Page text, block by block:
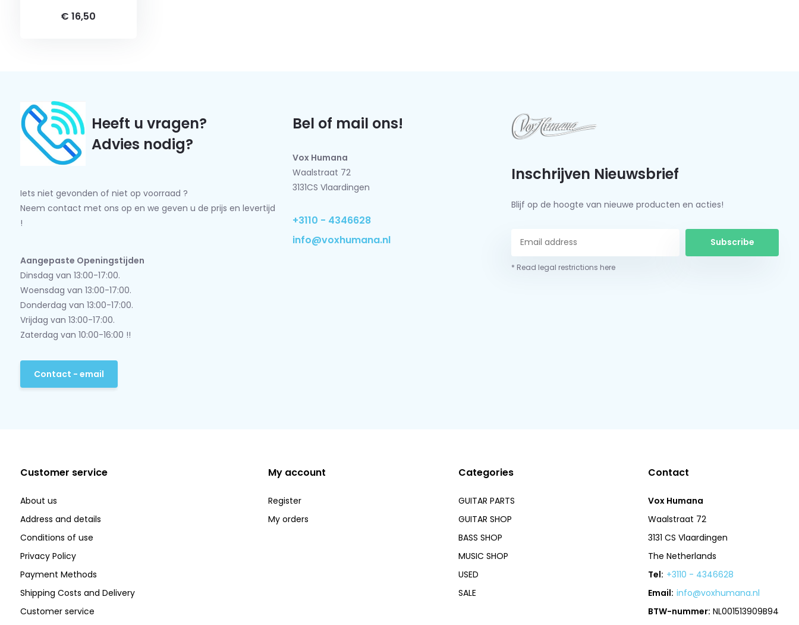
€ 16,50
Heeft u vragen?
Advies nodig?
Iets niet gevonden of niet op voorraad ?
Neem contact met ons op en we geven u de prijs en levertijd
!
Aangepaste Openingstijden
Dinsdag van 13:00-17:00.
Woensdag van 13:00-17:00.
Donderdag van 13:00-17:00.
Vrijdag van 13:00-17:00.
Zaterdag van 10:00-16:00 !!
Contact - email
Bel of mail ons!
Vox Humana
Waalstraat 72
3131CS Vlaardingen
+3110 - 4346628
info@voxhumana.nl
Inschrijven Nieuwsbrief
Blijf op de hoogte van nieuwe producten en acties!
Subscribe
* Read legal restrictions here
Customer service
About us
Address and details
Conditions of use
Privacy Policy
Payment Methods
Shipping Costs and Delivery
Customer service
My account
Register
My orders
Categories
GUITAR PARTS
GUITAR SHOP
BASS SHOP
MUSIC SHOP
USED
SALE
Contact
Vox Humana
Waalstraat 72
3131 CS Vlaardingen
The Netherlands
Tel: +3110 - 4346628
Email: info@voxhumana.nl
BTW-nummer: NL001513909B94